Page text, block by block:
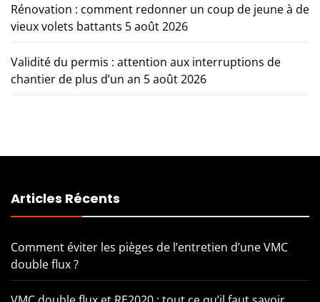
Rénovation : comment redonner un coup de jeune à de
vieux volets battants 5 août 2026
Validité du permis : attention aux interruptions de
chantier de plus d’un an 5 août 2026
Articles Récents
Comment éviter les pièges de l’entretien d’une VMC
double flux ?